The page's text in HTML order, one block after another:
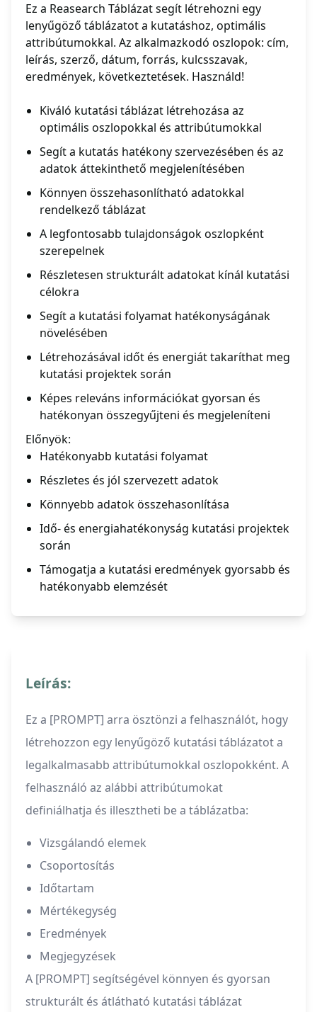
Ez a Reasearch Táblázat segít létrehozni egy
lenyűgöző táblázatot a kutatáshoz, optimális
attribútumokkal. Az alkalmazkodó oszlopok: cím,
leírás, szerző, dátum, forrás, kulcsszavak,
eredmények, következtetések. Használd!
Kiváló kutatási táblázat létrehozása az
optimális oszlopokkal és attribútumokkal
Segít a kutatás hatékony szervezésében és az
adatok áttekinthető megjelenítésében
Könnyen összehasonlítható adatokkal
rendelkező táblázat
A legfontosabb tulajdonságok oszlopként
szerepelnek
Részletesen strukturált adatokat kínál kutatási
célokra
Segít a kutatási folyamat hatékonyságának
növelésében
Létrehozásával időt és energiát takaríthat meg
kutatási projektek során
Képes releváns információkat gyorsan és
hatékonyan összegyűjteni és megjeleníteni
Előnyök:
Hatékonyabb kutatási folyamat
Részletes és jól szervezett adatok
Könnyebb adatok összehasonlítása
Idő- és energiahatékonyság kutatási projektek
során
Támogatja a kutatási eredmények gyorsabb és
hatékonyabb elemzését
Leírás:
Ez a [PROMPT] arra ösztönzi a felhasználót, hogy
létrehozzon egy lenyűgöző kutatási táblázatot a
legalkalmasabb attribútumokkal oszlopokként. A
felhasználó az alábbi attribútumokat
definiálhatja és illesztheti be a táblázatba:
Vizsgálandó elemek
Csoportosítás
Időtartam
Mértékegység
Eredmények
Megjegyzések
A [PROMPT] segítségével könnyen és gyorsan
strukturált és átlátható kutatási táblázat